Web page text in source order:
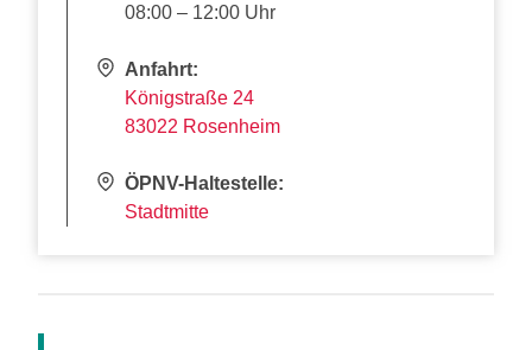
08:00 – 12:00 Uhr
Anfahrt:
Königstraße 24
83022 Rosenheim
ÖPNV-Haltestelle:
Stadtmitte